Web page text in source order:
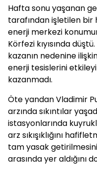
Hafta sonu yaşanan
tarafından işletilen bir
enerji merkezi
Körfezi kıyısında
kazanın nedenine
enerji tesislerini
kazanmadı.
Öte yandan Vladimir
arzında sıkıntılar
istasyonlarında
arz sıkışıklığını
tam yasak
arasında yer aldığını